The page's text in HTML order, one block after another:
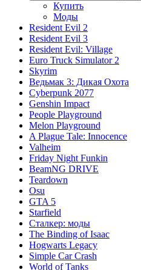
Купить
Моды
Resident Evil 2
Resident Evil 3
Resident Evil: Village
Euro Truck Simulator 2
Skyrim
Ведьмак 3: Дикая Охота
Cyberpunk 2077
Genshin Impact
People Playground
Melon Playground
A Plague Tale: Innocence
Valheim
Friday Night Funkin
BeamNG DRIVE
Teardown
Osu
GTA 5
Starfield
Сталкер: моды
The Binding of Isaac
Hogwarts Legacy
Simple Car Crash
World of Tanks